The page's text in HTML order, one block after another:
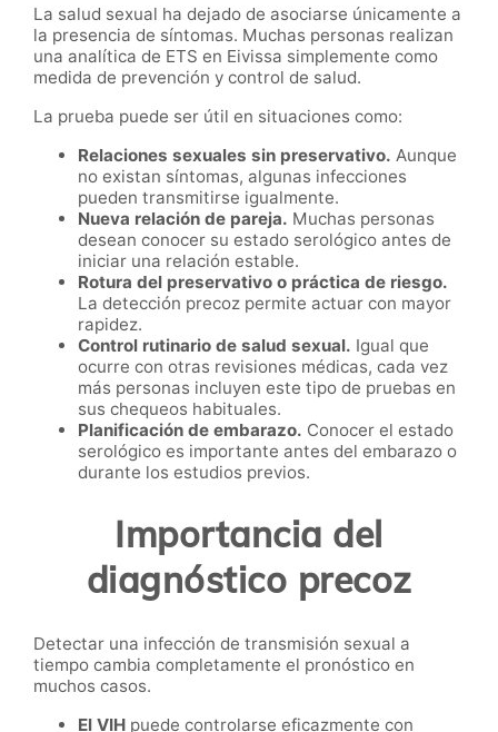
La salud sexual ha dejado de asociarse únicamente a
la presencia de síntomas. Muchas personas realizan
una analítica de ETS en Eivissa simplemente como
medida de prevención y control de salud.
La prueba puede ser útil en situaciones como:
Relaciones sexuales sin preservativo. Aunque
no existan síntomas, algunas infecciones
pueden transmitirse igualmente.
Nueva relación de pareja. Muchas personas
desean conocer su estado serológico antes de
iniciar una relación estable.
Rotura del preservativo o práctica de riesgo.
La detección precoz permite actuar con mayor
rapidez.
Control rutinario de salud sexual. Igual que
ocurre con otras revisiones médicas, cada vez
más personas incluyen este tipo de pruebas en
sus chequeos habituales.
Planificación de embarazo. Conocer el estado
serológico es importante antes del embarazo o
durante los estudios previos.
Importancia del
diagnóstico precoz
Detectar una infección de transmisión sexual a
tiempo cambia completamente el pronóstico en
muchos casos.
El VIH puede controlarse eficazmente con